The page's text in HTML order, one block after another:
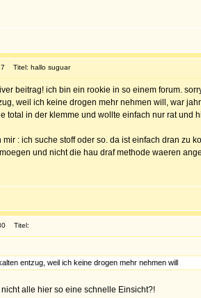
Titel: hallo suguar
beitrag! ich bin ein rookie in so einem forum.
weil ich keine drogen mehr nehmen will, war
total in der klemme und wollte einfach nur rat und
: ich suche stoff oder so. da ist einfach dran zu
und nicht die hau draf methode waeren
Titel:
entzug, weil ich keine drogen mehr nehmen will
alle hier so eine schnelle Einsicht?!